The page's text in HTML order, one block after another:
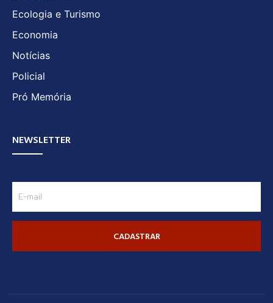
Ecologia e Turismo
Economia
Notícias
Policial
Pró Memória
NEWSLETTER
CADASTRAR